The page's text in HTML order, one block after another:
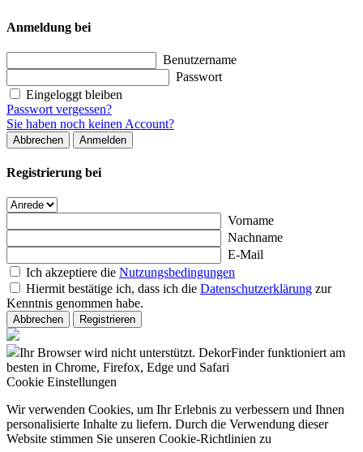
Anmeldung bei
Benutzername
Passwort
Eingeloggt bleiben
Passwort vergessen?
Sie haben noch keinen Account?
Abbrechen Anmelden
Registrierung bei
Vorname
Nachname
E-Mail
Ich akzeptiere die Nutzungsbedingungen
Hiermit bestätige ich, dass ich die Datenschutzerklärung zur
Kenntnis genommen habe.
Abbrechen Registrieren
Ihr Browser wird nicht unterstützt. DekorFinder funktioniert am
besten in Chrome, Firefox, Edge und Safari
Cookie Einstellungen
Wir verwenden Cookies, um Ihr Erlebnis zu verbessern und Ihnen
personalisierte Inhalte zu liefern. Durch die Verwendung dieser
Website stimmen Sie unseren Cookie-Richtlinien zu